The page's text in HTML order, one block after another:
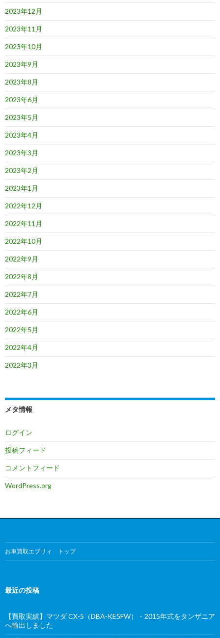
2023年12月
2023年11月
2023年10月
2023年9月
2023年8月
2023年6月
2023年5月
2023年4月
2023年3月
2023年2月
2023年1月
2022年12月
2022年11月
2022年10月
2022年9月
2022年8月
2022年7月
2022年6月
2022年5月
2022年4月
2022年3月
メタ情報
ログイン
投稿フィード
コメントフィード
WordPress.org
お車買取エブリィ トップ
最近の投稿
【買取実績】マツダ CX-5（DBA-KE5FW）・2015年式をタンザニア
へ輸出しました